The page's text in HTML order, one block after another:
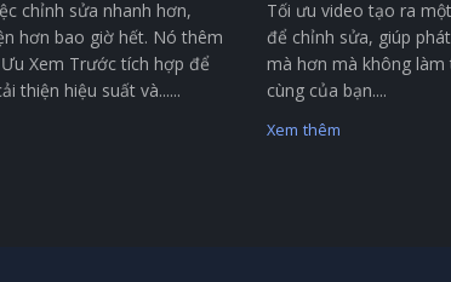
chỉnh sửa nhanh hơn,
hơn bao giờ hết. Nó thêm
Xem Trước tích hợp để
thiện hiệu suất và......
Tối ưu video tạo ra
để chỉnh sửa, giúp
mà hơn mà không
cùng của bạn....
Xem thêm